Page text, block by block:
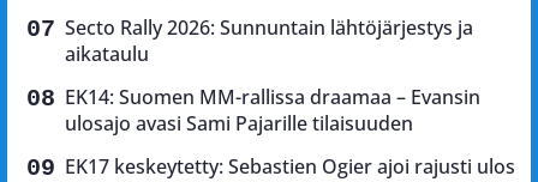
Secto Rally 2026: Sunnuntain lähtöjärjestys ja
aikataulu
EK14: Suomen MM-rallissa draamaa – Evansin
ulosajo avasi Sami Pajarille tilaisuuden
EK17 keskeytetty: Sebastien Ogier ajoi rajusti ulos